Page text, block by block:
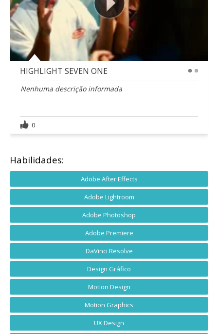
HIGHLIGHT SEVEN ONE
Nenhuma descrição informada
0
Habilidades:
Adobe After Effects
Adobe Lightroom
Adobe Photoshop
Adobe Premiere
DaVinci Resolve
Design Gráfico
Motion Design
Motion Graphics
UX Design